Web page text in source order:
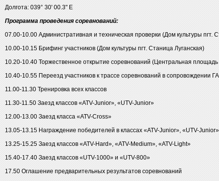
Долгота: 039° 30' 00.3" E
Программа проведения соревнований:
07.00-10.00 Административная и техническая проверки (Дом культуры пгт.
10.00-10.15 Брифинг участников (Дом культуры пгт. Станица Луганская)
10.20-10.40 Торжественное открытие соревнований (Центральная площадь
10.40-10.55 Переезд участников к трассе соревнований в сопровождении
11.00-11.30 Тренировка всех классов
11.30-11.50 Заезд классов «ATV-Junior», «UTV-Junior»
12.00-13.00 Заезд класса «ATV-Cross»
13.05-13.15 Награждение победителей в классах «ATV-Junior», «UTV-Junior»
13.25-15.25 Заезд классов «ATV-Hard», «ATV-Medium», «ATV-Light»
15.40-17.40 Заезд классов «UTV-1000» и «UTV-800»
17.50 Оглашение предварительных результатов соревнований